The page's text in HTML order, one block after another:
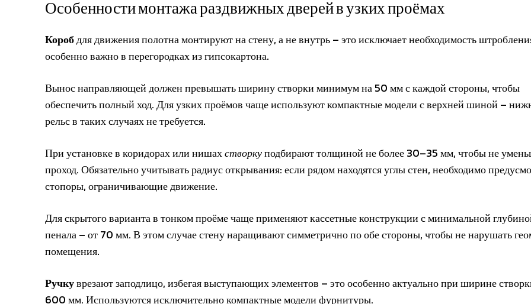
Особенности монтажа раздвижных дверей в узких проёмах
Коробдля движения полотна монтируют на стену, а не внутрь – это исключает необходимость
особенно важно в перегородках из гипсокартона.
Вынос направляющей должен превышать ширину створки минимум на 50 мм с каждой стороны, чтобы
обеспечить полный ход. Для узких проёмов чаще используют компактные модели с верхней шиной –
рельс в таких случаях не требуется.
При установке в коридорах или нишахстворкуподбирают толщиной не более 30–35 мм, чтобы не
проход. Обязательно учитывать радиус открывания: если рядом находятся углы стен, необходимо
стопоры, ограничивающие движение.
Для скрытого варианта в тонком проёме чаще применяют кассетные конструкции с минимальной
пенала – от 70 мм. В этом случае стену наращивают симметрично по обе стороны, чтобы не нарушать
помещения.
Ручкуврезают заподлицо, избегая выступающих элементов – это особенно актуально при ширине
600 мм. Используются исключительно компактные модели фурнитуры.